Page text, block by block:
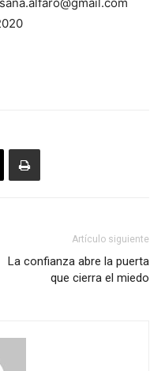
Artículo siguiente
La confianza abre la puerta
que cierra el miedo